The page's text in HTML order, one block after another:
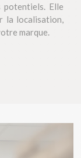
potentiels. Elle
la localisation,
marque.